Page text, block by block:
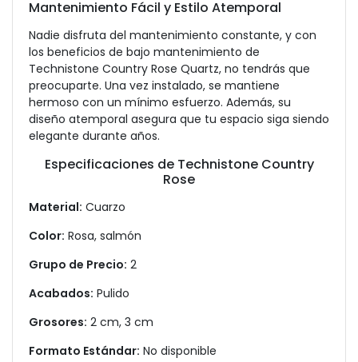
Mantenimiento Fácil y Estilo Atemporal
Nadie disfruta del mantenimiento constante, y con
los beneficios de bajo mantenimiento de
Technistone Country Rose Quartz, no tendrás que
preocuparte. Una vez instalado, se mantiene
hermoso con un mínimo esfuerzo. Además, su
diseño atemporal asegura que tu espacio siga siendo
elegante durante años.
Especificaciones de Technistone Country
Rose
Material: Cuarzo
Color: Rosa, salmón
Grupo de Precio: 2
Acabados: Pulido
Grosores: 2 cm, 3 cm
Formato Estándar: No disponible